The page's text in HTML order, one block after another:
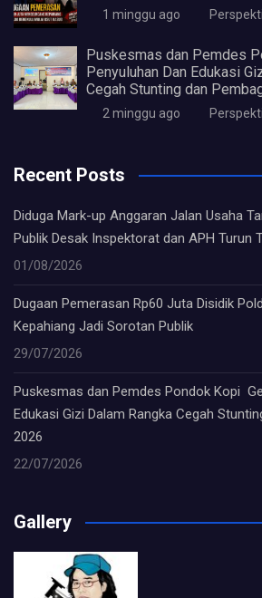
1 minggu ago
Puskesmas dan Pemdes
Penyuluhan Dan Edukasi
Cegah Stunting dan
2 minggu ago
Recent Posts
Diduga Mark-up Anggaran Jalan Usaha
Publik Desak Inspektorat dan APH Turun
01/08/2026
Dugaan Pemerasan Rp60 Juta Disidik
Kepahiang Jadi Sorotan Publik
29/07/2026
Puskesmas dan Pemdes Pondok Kopi
Edukasi Gizi Dalam Rangka Cegah
2026
22/07/2026
Gallery